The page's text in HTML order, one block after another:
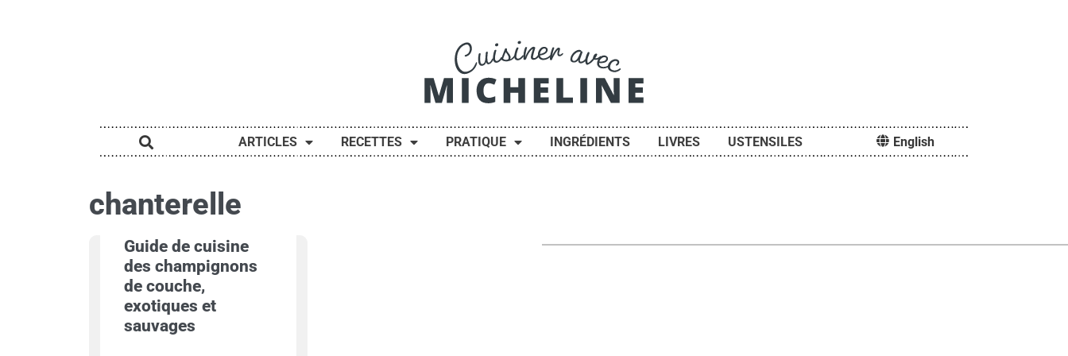
ARTICLES RECETTES PRATIQUE INGRÉDIENTS LIVRES USTENSILES English
chanterelle
Guide de cuisine
des champignons
de couche,
exotiques et
sauvages